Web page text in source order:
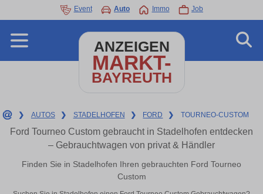
Event Auto Immo Job
ANZEIGEN
MARKT-
BAYREUTH
❯ AUTOS ❯ STADELHOFEN ❯ FORD ❯ TOURNEO-CUSTOM
Ford Tourneo Custom gebraucht in Stadelhofen entdecken
– Gebrauchtwagen von privat & Händler
Finden Sie in Stadelhofen Ihren gebrauchten Ford Tourneo
Custom